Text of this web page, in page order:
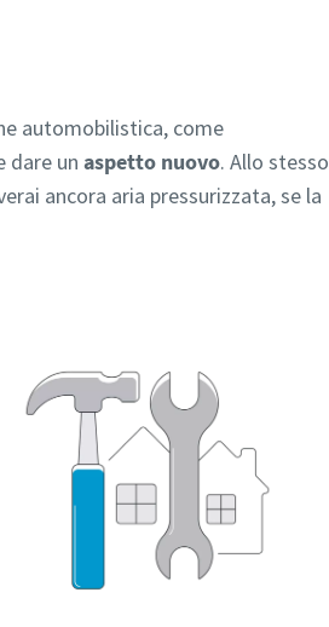
automobilistica, come
dare un aspetto nuovo. Allo stesso
ancora aria pressurizzata, se la